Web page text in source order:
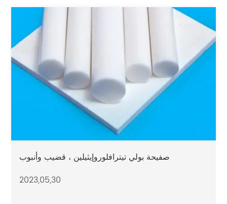
صفيحة بولي تيترافلوروإيثيلين ، قضيب وأنبوب
2023,05,30